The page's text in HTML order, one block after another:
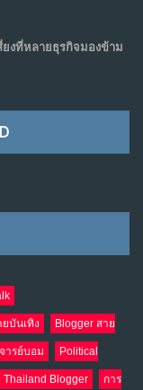
ำลังเปลี่ยนรัฐ
งที่หลายธุรกิจมองข้าม
บันเทิง Blogger สาย
ารย์บอม Political
Thailand Blogger การ